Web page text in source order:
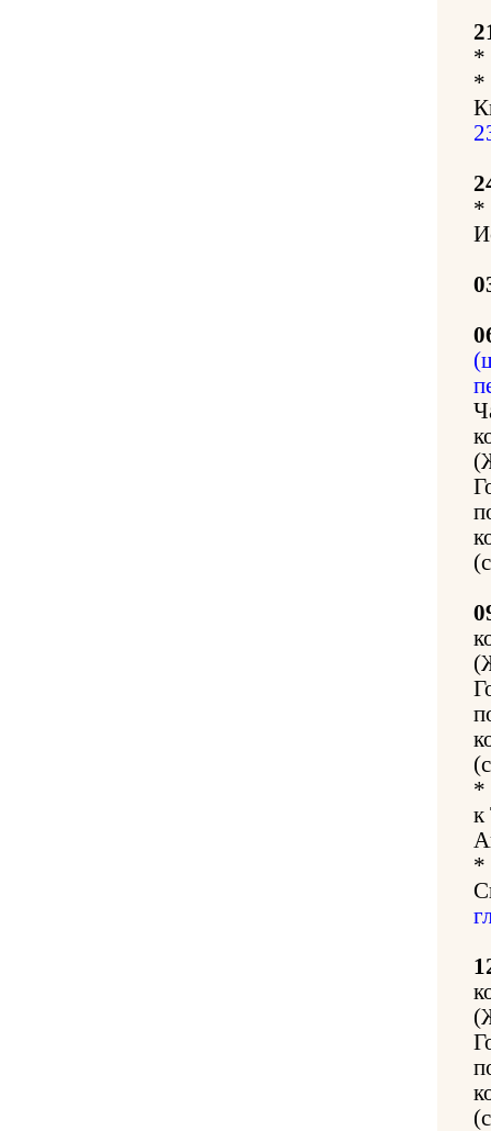
*
*
*
*
к
*